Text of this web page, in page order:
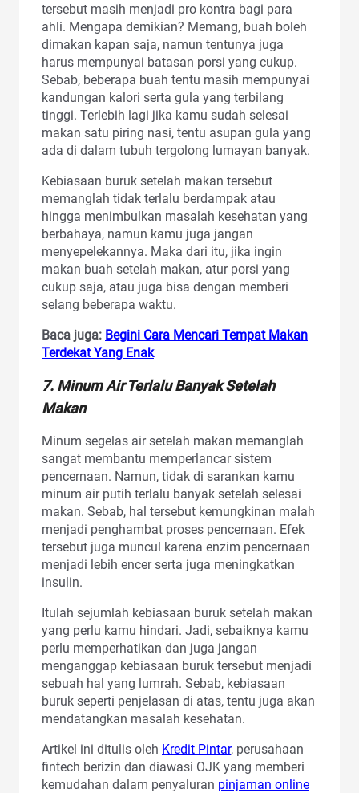
tersebut masih menjadi pro kontra bagi para
ahli. Mengapa demikian? Memang, buah boleh
dimakan kapan saja, namun tentunya juga
harus mempunyai batasan porsi yang cukup.
Sebab, beberapa buah tentu masih mempunyai
kandungan kalori serta gula yang terbilang
tinggi. Terlebih lagi jika kamu sudah selesai
makan satu piring nasi, tentu asupan gula yang
ada di dalam tubuh tergolong lumayan banyak.
Kebiasaan buruk setelah makan tersebut
memanglah tidak terlalu berdampak atau
hingga menimbulkan masalah kesehatan yang
berbahaya, namun kamu juga jangan
menyepelekannya. Maka dari itu, jika ingin
makan buah setelah makan, atur porsi yang
cukup saja, atau juga bisa dengan memberi
selang beberapa waktu.
Baca juga: Begini Cara Mencari Tempat Makan
Terdekat Yang Enak
7. Minum Air Terlalu Banyak Setelah
Makan
Minum segelas air setelah makan memanglah
sangat membantu memperlancar sistem
pencernaan. Namun, tidak di sarankan kamu
minum air putih terlalu banyak setelah selesai
makan. Sebab, hal tersebut kemungkinan malah
menjadi penghambat proses pencernaan. Efek
tersebut juga muncul karena enzim pencernaan
menjadi lebih encer serta juga meningkatkan
insulin.
Itulah sejumlah kebiasaan buruk setelah makan
yang perlu kamu hindari. Jadi, sebaiknya kamu
perlu memperhatikan dan juga jangan
menganggap kebiasaan buruk tersebut menjadi
sebuah hal yang lumrah. Sebab, kebiasaan
buruk seperti penjelasan di atas, tentu juga akan
mendatangkan masalah kesehatan.
Artikel ini ditulis oleh Kredit Pintar, perusahaan
fintech berizin dan diawasi OJK yang memberi
kemudahan dalam penyaluran pinjaman online